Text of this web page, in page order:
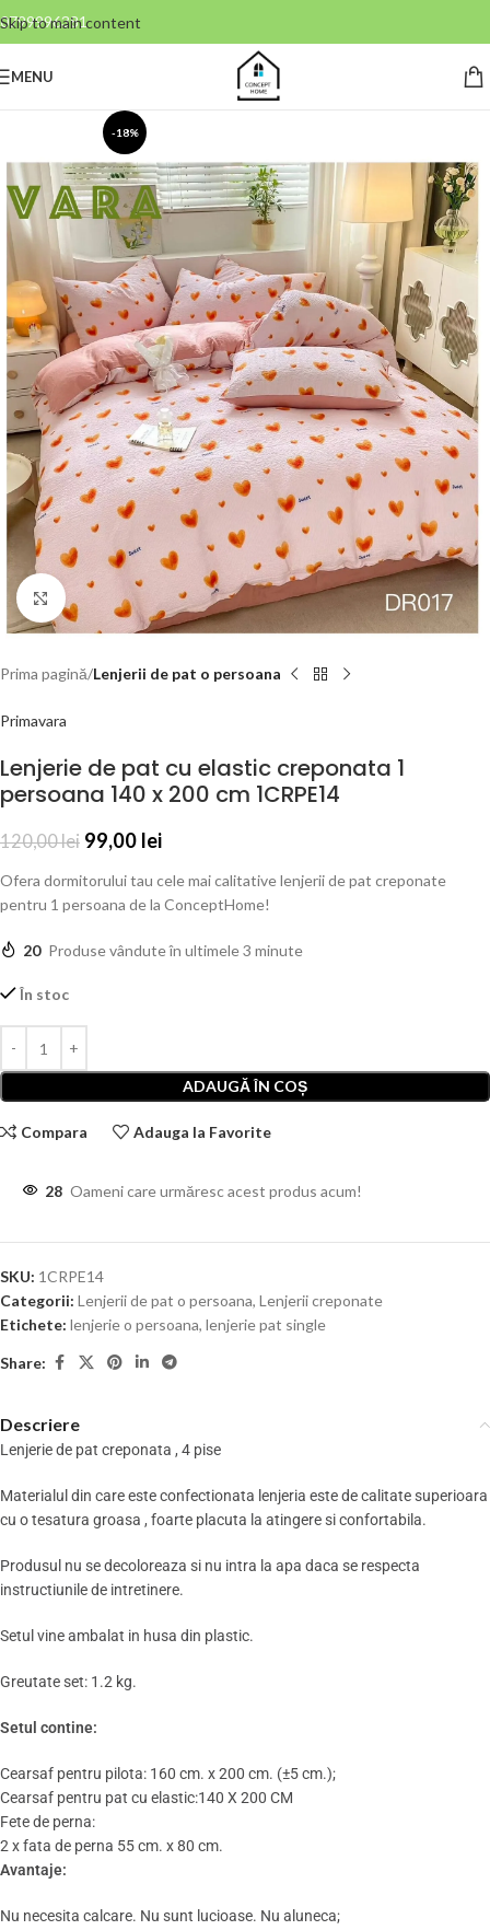
Skip to main content
0799996381
MENU
-18%
Click to enlarge
Prima pagină Lenjerii de pat o persoana
Primavara
Lenjerie de pat cu elastic creponata 1
persoana 140 x 200 cm 1CRPE14
120,00lei 99,00 lei
Ofera dormitorului tau cele mai calitative lenjerii de pat creponate
pentru 1 persoana de la ConceptHome!
20 Produse vândute în ultimele 3 minute
În stoc
ADAUGĂ ÎN COȘ
Compara Adauga la Favorite
28 Oameni care urmăresc acest produs acum!
SKU: 1CRPE14
Categorii: Lenjerii de pat o persoana, Lenjerii creponate
Etichete: lenjerie o persoana, lenjerie pat single
Share:
Descriere
Lenjerie de pat creponata , 4 pise
Materialul din care este confectionata lenjeria este de calitate superioara
cu o tesatura groasa , foarte placuta la atingere si confortabila.
Produsul nu se decoloreaza si nu intra la apa daca se respecta
instructiunile de intretinere.
Setul vine ambalat in husa din plastic.
Greutate set: 1.2 kg.
Setul contine:
Cearsaf pentru pilota: 160 cm. x 200 cm. (±5 cm.);
Cearsaf pentru pat cu elastic:140 X 200 CM
Fete de perna:
2 x fata de perna 55 cm. x 80 cm.
Avantaje:
Nu necesita calcare. Nu sunt lucioase. Nu aluneca;